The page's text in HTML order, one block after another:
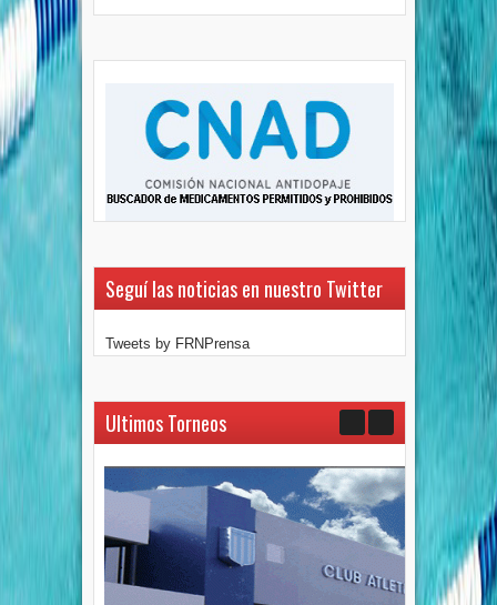
Seguí las noticias en nuestro Twitter
Tweets by FRNPrensa
Ultimos Torneos